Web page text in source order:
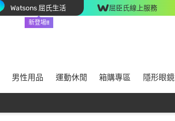
Watsons 屈氏生活
新登場!!
屈臣氏線上服務
男性用品 運動休閒 箱購專區 隱形眼鏡